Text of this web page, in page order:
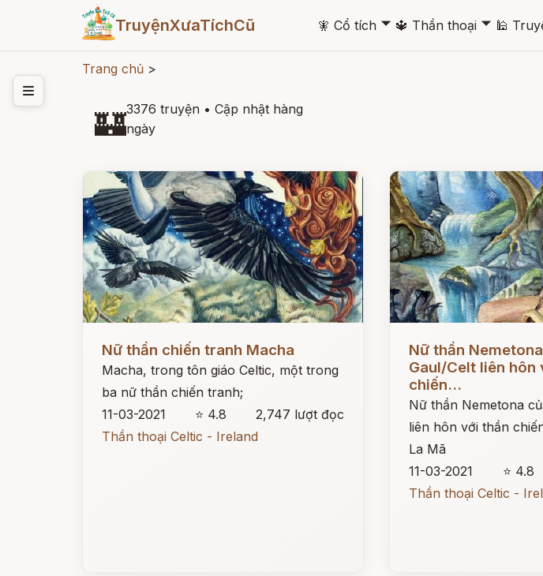
TruyệnXưaTíchCũ 🧚 Cổ tích 🞃 🔱 Thần thoại 🞃 🕌
Trang chủ >
🏰3376 truyện • Cập nhật hàng
ngày
Nữ thần chiến tranh Macha
Macha, trong tôn giáo Celtic, một trong
ba nữ thần chiến tranh;
11-03-2021
⭐ 4.8
2,747 lượt đọc
Thần thoại Celtic - Ireland
Nữ thần
Gaul/Celt liên hôn
chiến...
Nữ thần Nemetona
liên hôn với thần
La Mã
11-03-2021
⭐ 4.8
Thần thoại Celtic -